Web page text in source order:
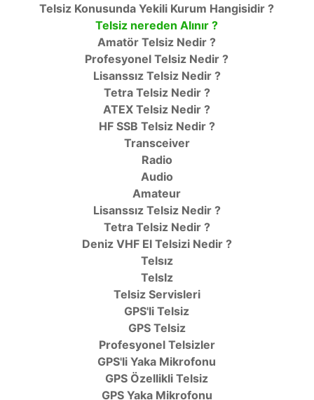
Telsiz Konusunda Yekili Kurum Hangisidir ?
Telsiz nereden Alınır ?
Amatör Telsiz Nedir ?
Profesyonel Telsiz Nedir ?
Lisanssız Telsiz Nedir ?
Tetra Telsiz Nedir ?
ATEX Telsiz Nedir ?
HF SSB Telsiz Nedir ?
Transceiver
Radio
Audio
Amateur
Lisanssız Telsiz Nedir ?
Tetra Telsiz Nedir ?
Deniz VHF El Telsizi Nedir ?
Telsız
TelsIz
Telsiz Servisleri
GPS'li Telsiz
GPS Telsiz
Profesyonel Telsizler
GPS'li Yaka Mikrofonu
GPS Özellikli Telsiz
GPS Yaka Mikrofonu